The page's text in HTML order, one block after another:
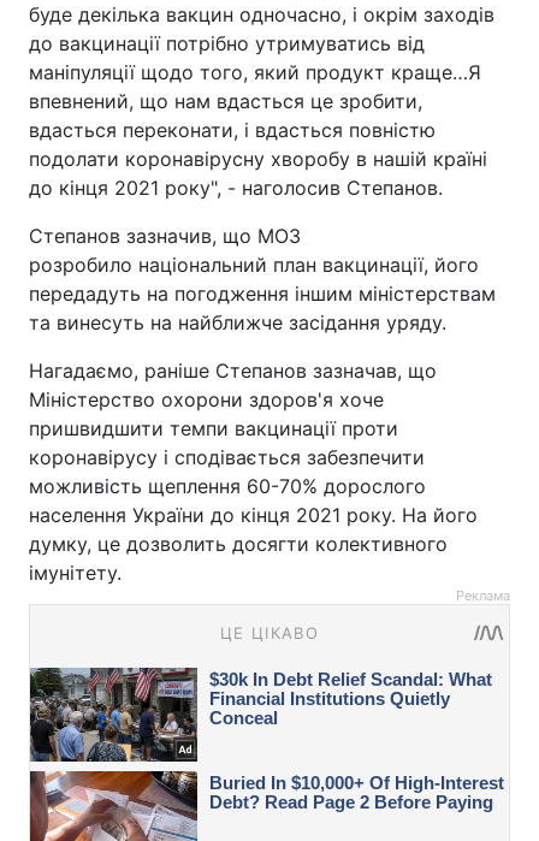
буде декілька вакцин одночасно, і окрім заходів
до вакцинації потрібно утримуватись від
маніпуляції щодо того, який продукт краще…Я
впевнений, що нам вдасться це зробити,
вдасться переконати, і вдасться повністю
подолати коронавірусну хворобу в нашій країні
до кінця 2021 року", - наголосив Степанов.
Степанов зазначив, що МОЗ
розробило національний план вакцинації, його
передадуть на погодження іншим міністерствам
та винесуть на найближче засідання уряду.
Нагадаємо, раніше Степанов зазначав, що
Міністерство охорони здоров'я хоче
пришвидшити темпи вакцинації проти
коронавірусу і сподівається забезпечити
можливість щеплення 60-70% дорослого
населення України до кінця 2021 року. На його
думку, це дозволить досягти колективного
імунітету.
Реклама